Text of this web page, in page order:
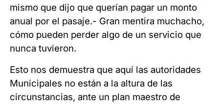
mismo que dijo que querían pagar un monto
anual por el pasaje.- Gran mentira muchacho,
cómo pueden perder algo de un servicio que
nunca tuvieron.
Esto nos demuestra que aquí las autoridades
Municipales no están a la altura de las
circunstancias, ante un plan maestro de